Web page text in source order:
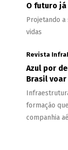
O futuro já
Projetando
vidas
Revista
Azul por
Brasil voar
formação
companhia